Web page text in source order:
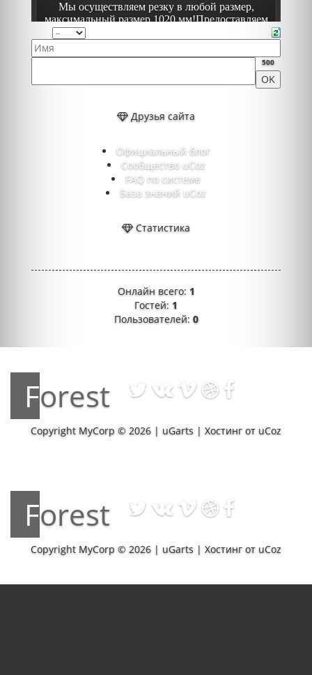
500
Друзья сайта
Официальный блог
Сообщество uCoz
FAQ по системе
База знаний uCoz
Статистика
Онлайн всего: 1
Гостей: 1
Пользователей:0
Forest
Copyright MyCorp © 2026 | uGarts | Хостинг от uCoz
Forest
Copyright MyCorp © 2026 | uGarts | Хостинг от uCoz